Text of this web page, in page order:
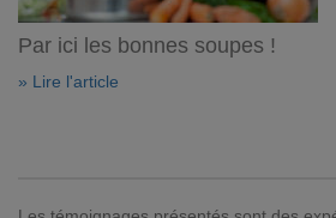
Par ici les bonnes soupes !
» Lire l'article